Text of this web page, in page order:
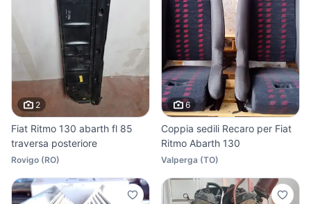
2
Fiat Ritmo 130 abarth fl 85
traversa posteriore
Rovigo (RO)
6
Coppia sedili Recaro per Fiat
Ritmo Abarth 130
Valperga (TO)